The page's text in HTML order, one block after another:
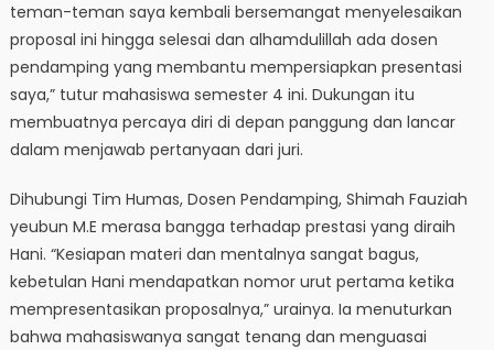
teman-teman saya kembali bersemangat menyelesaikan
proposal ini hingga selesai dan alhamdulillah ada dosen
pendamping yang membantu mempersiapkan presentasi
saya,” tutur mahasiswa semester 4 ini. Dukungan itu
membuatnya percaya diri di depan panggung dan lancar
dalam menjawab pertanyaan dari juri.
Dihubungi Tim Humas, Dosen Pendamping, Shimah Fauziah
yeubun M.E merasa bangga terhadap prestasi yang diraih
Hani. “Kesiapan materi dan mentalnya sangat bagus,
kebetulan Hani mendapatkan nomor urut pertama ketika
mempresentasikan proposalnya,” urainya. Ia menuturkan
bahwa mahasiswanya sangat tenang dan menguasai